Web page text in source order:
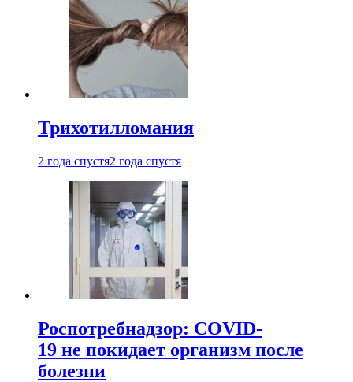
Трихотилломания
2 года спустя2 года спустя
Роспотребнадзор: COVID-
19 не покидает организм после
болезни